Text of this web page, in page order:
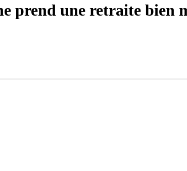
prend une retraite bien